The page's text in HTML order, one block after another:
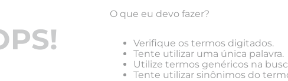
O que eu devo fazer?
Verifique os termos digitados.
Tente utilizar uma única palavra.
Utilize termos genéricos na
Tente utilizar sinônimos do
5
detergente
6º
azeite